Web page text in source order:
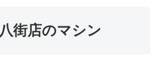
街店のマシン